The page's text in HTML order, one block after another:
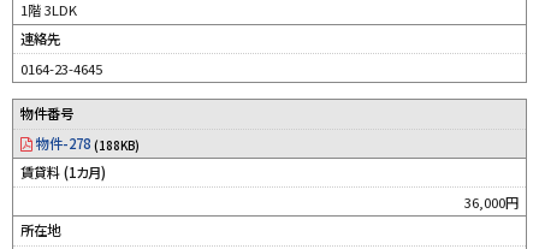
）
1階 3LDK
連絡先
0164-23-4645
物件番号
物件-278 (188KB)
賃貸料 (1カ月)
36,000円
所在地